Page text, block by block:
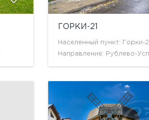
ГОРКИ-21
Населенный пункт: Горки-
Направление: Рублево-